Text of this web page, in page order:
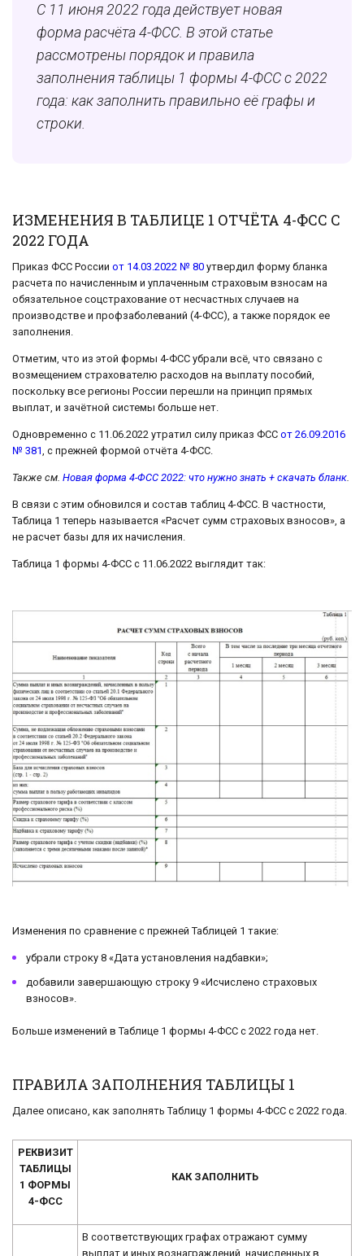
С 11 июня 2022 года действует новая
форма расчёта 4-ФСС. В этой статье
рассмотрены порядок и правила
заполнения таблицы 1 формы 4-ФСС с 2022
года: как заполнить правильно её графы и
строки.
ИЗМЕНЕНИЯ В ТАБЛИЦЕ 1 ОТЧЁТА 4-ФСС С
2022 ГОДА
Приказ ФСС России от 14.03.2022 № 80 утвердил форму бланка
расчета по начисленным и уплаченным страховым взносам на
обязательное соцстрахование от несчастных случаев на
производстве и профзаболеваний (4-ФСС), а также порядок ее
заполнения.
Отметим, что из этой формы 4-ФСС убрали всё, что связано с
возмещением страхователю расходов на выплату пособий,
поскольку все регионы России перешли на принцип прямых
выплат, и зачётной системы больше нет.
Одновременно с 11.06.2022 утратил силу приказ ФСС от 26.09.2016
№ 381, с прежней формой отчёта 4-ФСС.
Также см. Новая форма 4-ФСС 2022: что нужно знать + скачать бланк
В связи с этим обновился и состав таблиц 4-ФСС. В частности,
Таблица 1 теперь называется «Расчет сумм страховых взносов», а
не расчет базы для их начисления.
Таблица 1 формы 4-ФСС с 11.06.2022 выглядит так:
Изменения по сравнение с прежней Таблицей 1 такие:
убрали строку 8 «Дата установления надбавки»;
добавили завершающую строку 9 «Исчислено страховых
взносов».
Больше изменений в Таблице 1 формы 4-ФСС с 2022 года нет.
ПРАВИЛА ЗАПОЛНЕНИЯ ТАБЛИЦЫ 1
Далее описано, как заполнять Таблицу 1 формы 4-ФСС с 2022 года.
РЕКВИЗИТ
ТАБЛИЦЫ
1 ФОРМЫ
4-ФСС
КАК ЗАПОЛНИТЬ
В соответствующих графах отражают сумму
выплат и иных вознаграждений, начисленных в